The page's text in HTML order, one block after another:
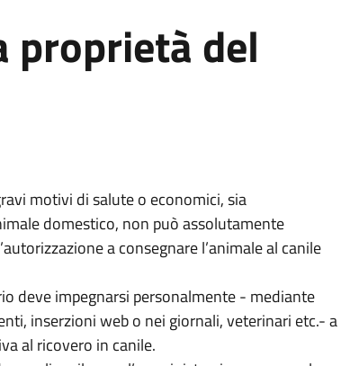
proprietà del
motivi di salute o economici, sia
domestico, non può assolutamente
a consegnare l’animale al canile
deve impegnarsi personalmente - mediante
inserzioni web o nei giornali, veterinari etc.- a
al ricovero in canile.